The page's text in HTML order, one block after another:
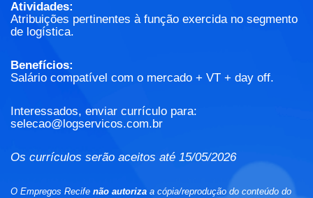
Atividades:
Atribuições pertinentes à função exercida no segmento
de logística.
Benefícios:
Salário compatível com o mercado + VT + day off.
Interessados, enviar currículo para:
selecao@logservicos.com.br
Os currículos serão aceitos até 15/05/2026
O Empregos Recife não autoriza a cópia/reprodução do conteúdo do